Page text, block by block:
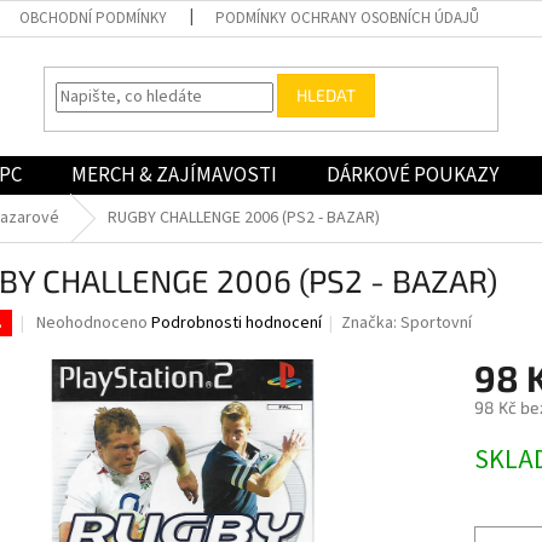
OBCHODNÍ PODMÍNKY PODMÍNKY OCHRANY OSOBNÍCH ÚDAJŮ
HLEDAT
PC MERCH & ZAJÍMAVOSTI DÁRKOVÉ POUKAZY
RUGBY CHALLENGE 2006 (PS2 - BAZAR)
CHALLENGE 2006 (PS2 - BAZAR)
Průměrné
produktu
hvězdiček.
Neohodnoceno Podrobnosti hodnocení Značka:Sportovní
98
98 Kč
cena: